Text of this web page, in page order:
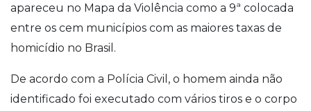
apareceu no Mapa da Violência como a 9ª colocada
entre os cem municípios com as maiores taxas de
homicídio no Brasil.
De acordo com a Polícia Civil, o homem ainda não
identificado foi executado com vários tiros e o corpo